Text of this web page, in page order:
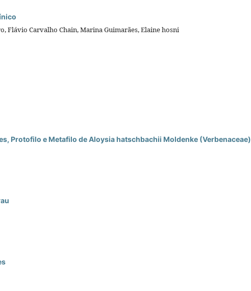
Flávio Carvalho Chain, Marina Guimarães, Elaine hosni
Protofilo e Metafilo de Aloysia hatschbachii Moldenke (Verbenaceae)